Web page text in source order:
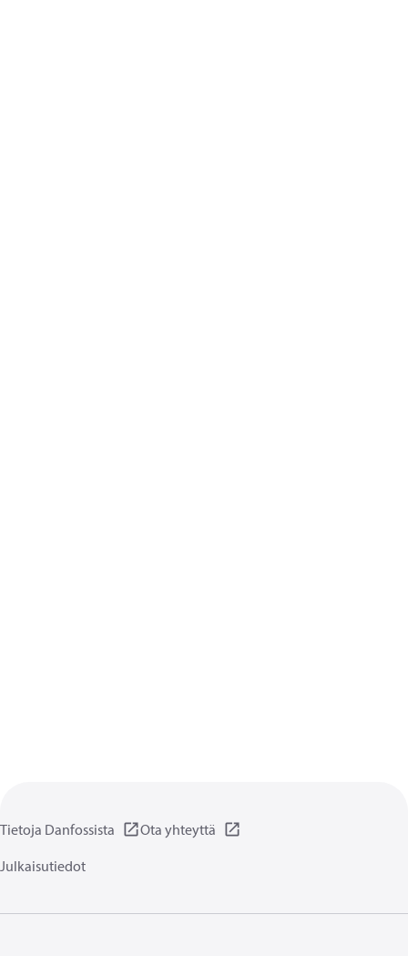
Tietoja Danfossista
Ota yhteyttä
Julkaisutiedot